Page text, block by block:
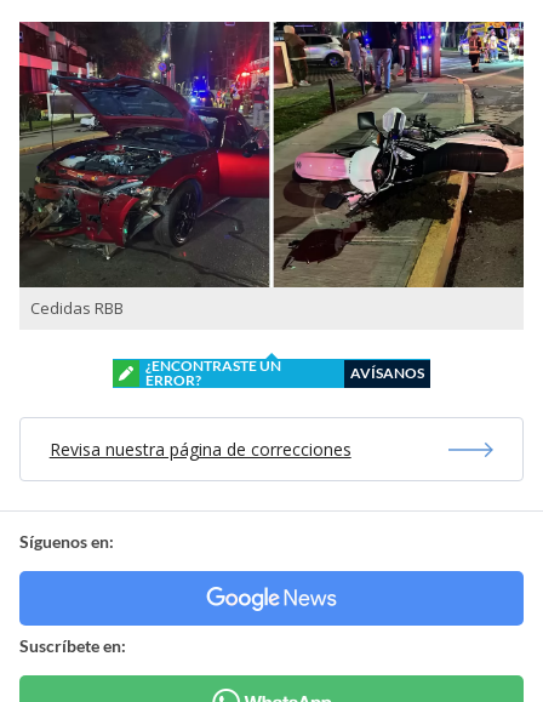
Cedidas RBB
¿ENCONTRASTE UN
ERROR?
AVÍSANOS
Revisa nuestra página de correcciones
Síguenos en:
Suscríbete en: